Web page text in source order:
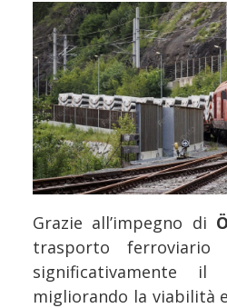
Grazie all’impegno di
trasporto ferroviario
significativamente il
migliorando la viabilità